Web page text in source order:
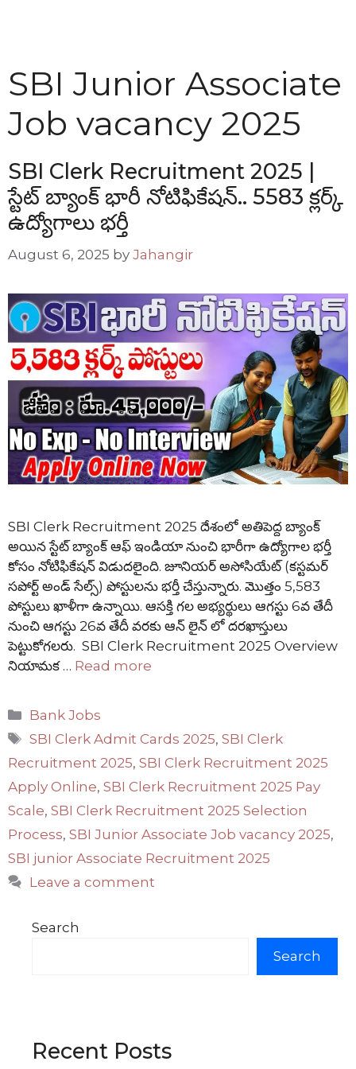
SBI Junior Associate
Job vacancy 2025
SBI Clerk Recruitment 2025 |
స్టేట్ బ్యాంక్ భారీ నోటిఫికేషన్.. 5583 క్లర్క్
ఉద్యోగాలు భర్తీ
August 6, 2025 by Jahangir
SBI Clerk Recruitment 2025 దేశంలో అతిపెద్ద బ్యాంక్
అయిన స్టేట్ బ్యాంక్ ఆఫ్ ఇండియా నుంచి భారీగా ఉద్యోగాల భర్తీ
కోసం నోటిఫికేషన్ విడుదలైంది. జూనియర్ అసోసియేట్ (కస్టమర్
సపోర్ట్ అండ్ సేల్స్) పోస్టులను భర్తీ చేస్తున్నారు. మొత్తం 5,583
పోస్టులు ఖాళీగా ఉన్నాయి. ఆసక్తి గల అభ్యర్థులు ఆగస్టు 6వ తేదీ
నుంచి ఆగస్టు 26వ తేదీ వరకు ఆన్ లైన్ లో దరఖాస్తులు
పెట్టుకోగలరు. SBI Clerk Recruitment 2025 Overview
నియామక … Read more
Categories
Bank Jobs
Tags
SBI Clerk Admit Cards 2025,SBI Clerk
Recruitment 2025, SBI Clerk Recruitment 2025
Apply Online, SBI Clerk Recruitment 2025 Pay
Scale, SBI Clerk Recruitment 2025 Selection
Process, SBI Junior Associate Job vacancy 2025,
SBI junior Associate Recruitment 2025
Leave a comment
Search
Search
Recent Posts